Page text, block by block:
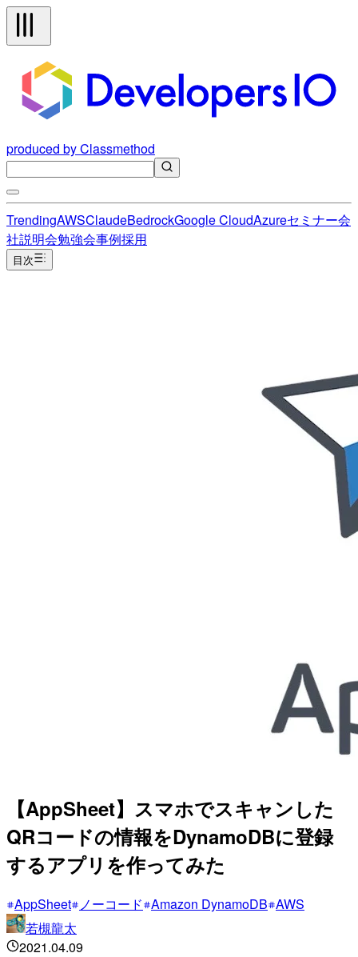
produced by Classmethod
TrendingAWSClaudeBedrockGoogle CloudAzureセミナー会
社説明会勉強会事例採用
目次
【AppSheet】スマホでスキャンした
QRコードの情報をDynamoDBに登録
するアプリを作ってみた
AppSheet ノーコード Amazon DynamoDB AWS
若槻龍太
2021.04.09